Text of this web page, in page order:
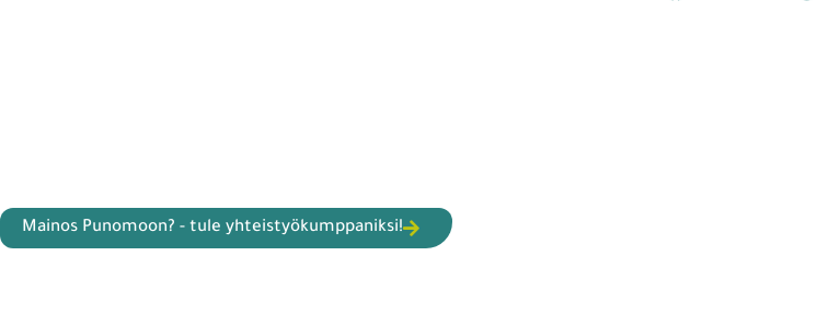
Mainos Punomoon? - tule yhteistyökumppaniksi!